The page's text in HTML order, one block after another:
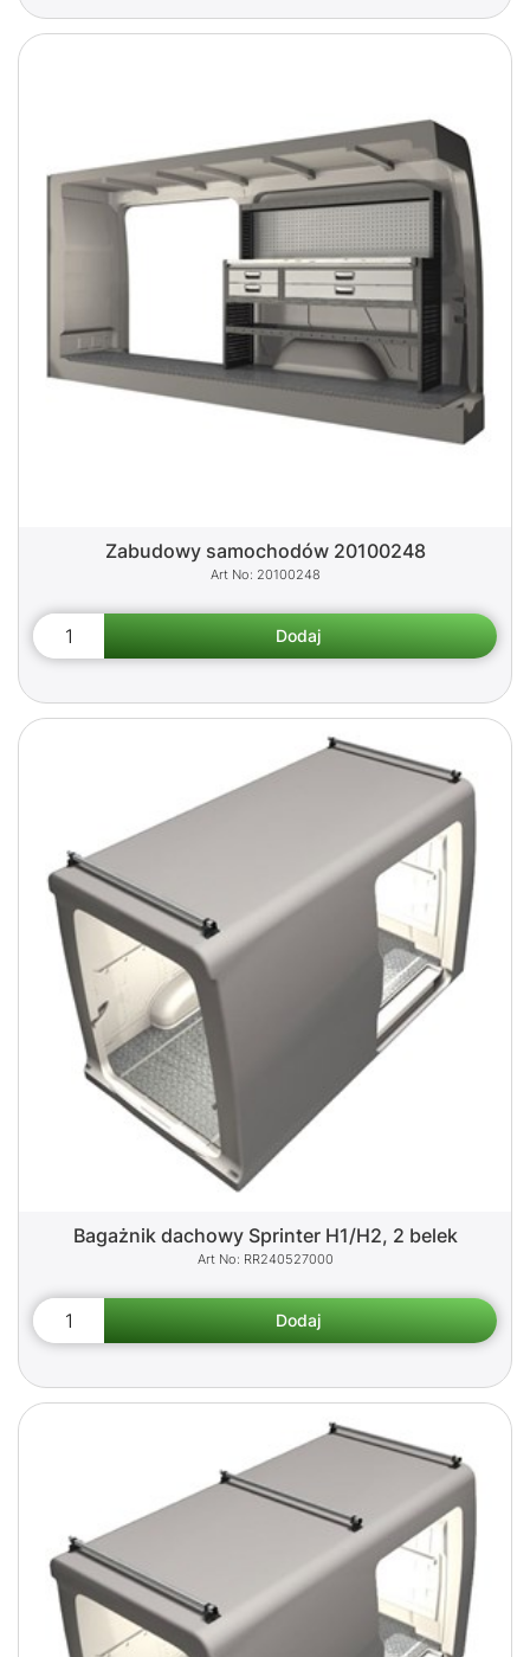
Zabudowy samochodów 20100248
20100248
Bagażnik dachowy Sprinter H1/H2, 2 belek
RR240527000